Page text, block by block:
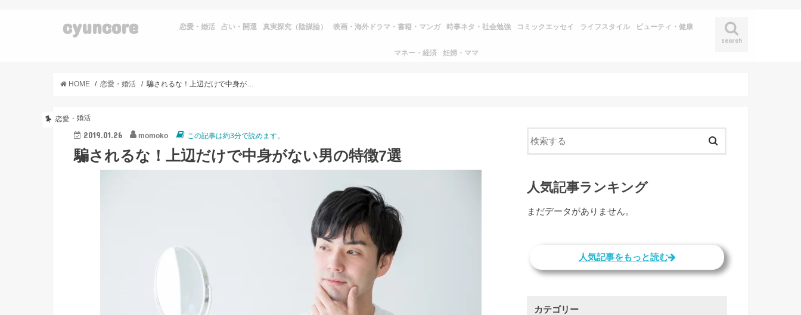
cyuncore
search
恋愛・婚活 占い・開運 真実探究（陰謀論） 映画・海外ドラマ・書籍・マンガ 時事ネタ・社会勉強 コミックエッセイ ライフスタイル ビューティ・健康
マネー・経済 妊婦・ママ
HOME 恋愛・婚活 騙されるな！上辺だけで中身がない男の特徴7選
恋愛・婚活
2019.01.26 momoko この記事は約3分で読めます。
騙されるな！上辺だけで中身がない男の特徴7選
人気記事ランキング
まだデータがありません。
人気記事をもっと読む
カテゴリー